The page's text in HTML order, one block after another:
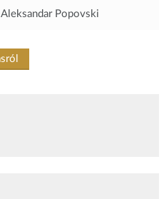
Aleksandar Popovski